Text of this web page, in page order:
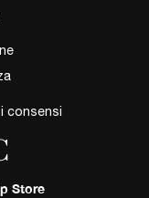
consensi
Store